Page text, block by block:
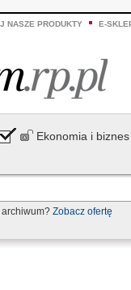
NASZE PRODUKTY E-
Ekonomia i biznes
Zobacz ofertę